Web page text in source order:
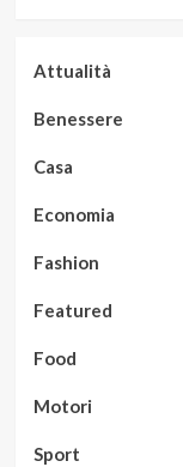
Attualità
Benessere
Casa
Economia
Fashion
Featured
Food
Motori
Sport